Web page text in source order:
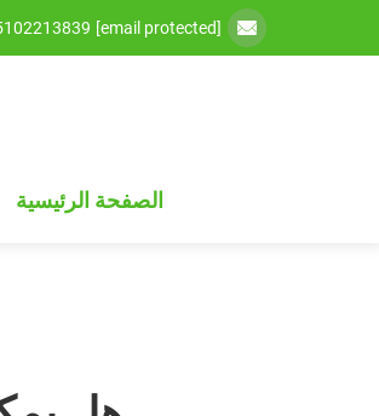
[email protected]
الصفحة الرئيسية